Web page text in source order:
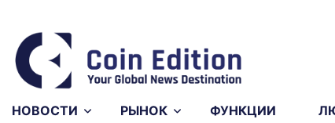
Bitcoin $64,951.87
BTC
XRP
XRP
НОВОСТИ РЫНОК ФУНКЦИИ